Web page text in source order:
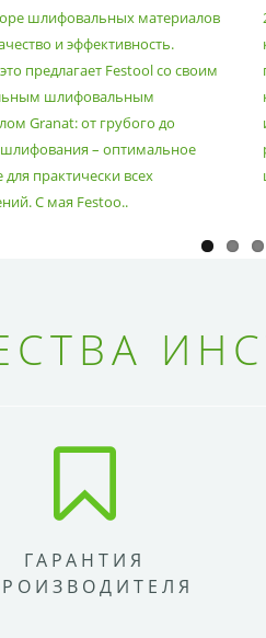
шлифовальных материалов
и эффективность.
предлагает Festool со своим
шлифовальным
Granat: от грубого до
– оптимальное
практически всех
С мая Festoo..
ГАРАНТИЯ